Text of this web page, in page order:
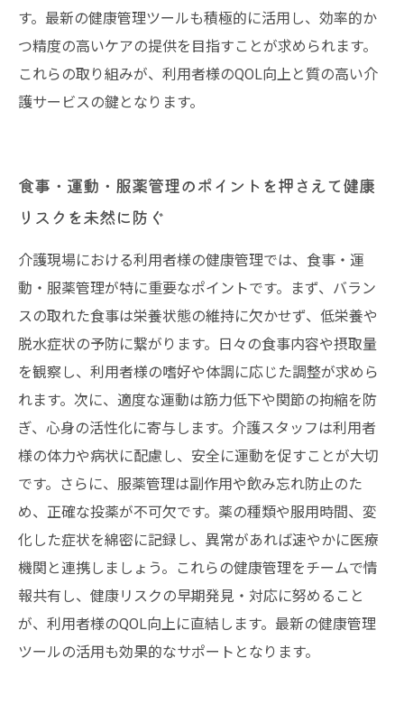
す。最新の健康管理ツールも積極的に活用し、効率的か
つ精度の高いケアの提供を目指すことが求められます。
これらの取り組みが、利用者様のQOL向上と質の高い介
護サービスの鍵となります。
食事・運動・服薬管理のポイントを押さえて健康
リスクを未然に防ぐ
介護現場における利用者様の健康管理では、食事・運
動・服薬管理が特に重要なポイントです。まず、バラン
スの取れた食事は栄養状態の維持に欠かせず、低栄養や
脱水症状の予防に繋がります。日々の食事内容や摂取量
を観察し、利用者様の嗜好や体調に応じた調整が求めら
れます。次に、適度な運動は筋力低下や関節の拘縮を防
ぎ、心身の活性化に寄与します。介護スタッフは利用者
様の体力や病状に配慮し、安全に運動を促すことが大切
です。さらに、服薬管理は副作用や飲み忘れ防止のた
め、正確な投薬が不可欠です。薬の種類や服用時間、変
化した症状を綿密に記録し、異常があれば速やかに医療
機関と連携しましょう。これらの健康管理をチームで情
報共有し、健康リスクの早期発見・対応に努めること
が、利用者様のQOL向上に直結します。最新の健康管理
ツールの活用も効果的なサポートとなります。